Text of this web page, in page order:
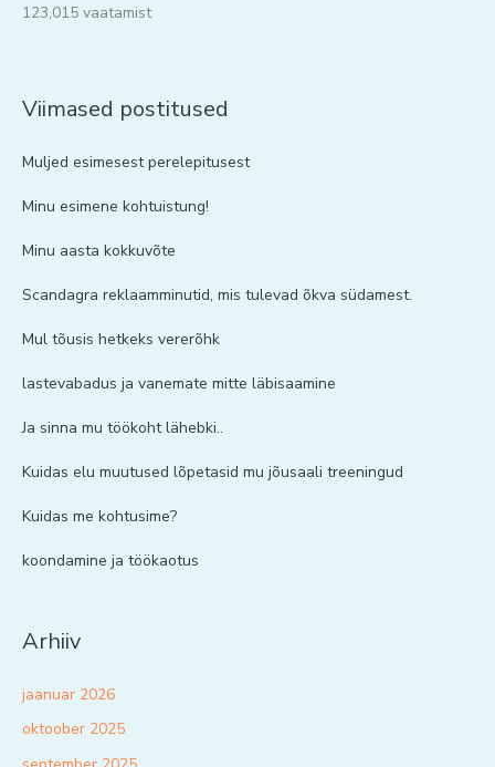
123,015 vaatamist
Viimased postitused
Muljed esimesest perelepitusest
Minu esimene kohtuistung!
Minu aasta kokkuvõte
Scandagra reklaamminutid, mis tulevad õkva südamest.
Mul tõusis hetkeks vererõhk
lastevabadus ja vanemate mitte läbisaamine
Ja sinna mu töökoht lähebki..
Kuidas elu muutused lõpetasid mu jõusaali treeningud
Kuidas me kohtusime?
koondamine ja töökaotus
Arhiiv
jaanuar 2026
oktoober 2025